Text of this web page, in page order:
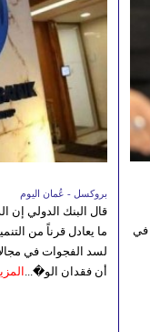
بروكسل - عُمان اليوم
قال البنك الدولي إن
ما يعادل قرناً من
لسد الفجوات في
أن فقدان الو�...
في